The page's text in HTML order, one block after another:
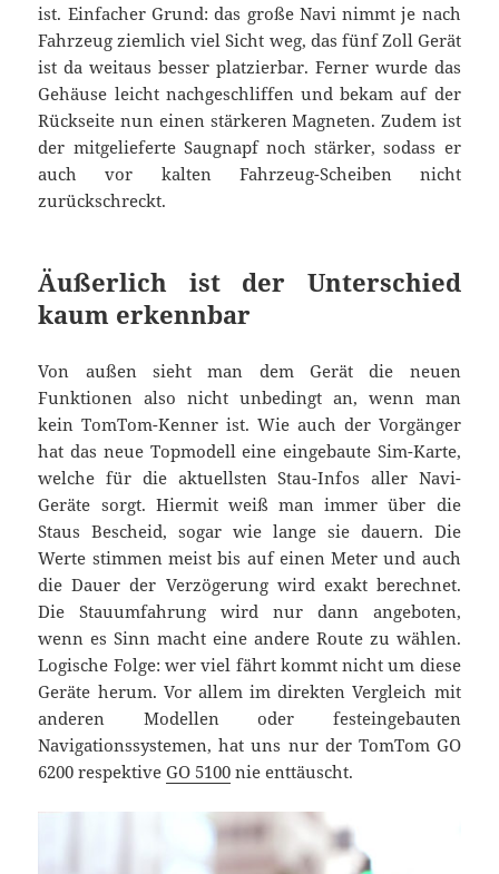
ist. Einfacher Grund: das große Navi nimmt je nach
Fahrzeug ziemlich viel Sicht weg, das fünf Zoll Gerät
ist da weitaus besser platzierbar. Ferner wurde das
Gehäuse leicht nachgeschliffen und bekam auf der
Rückseite nun einen stärkeren Magneten. Zudem ist
der mitgelieferte Saugnapf noch stärker, sodass er
auch vor kalten Fahrzeug-Scheiben nicht
zurückschreckt.
Äußerlich ist der Unterschied
kaum erkennbar
Von außen sieht man dem Gerät die neuen
Funktionen also nicht unbedingt an, wenn man
kein TomTom-Kenner ist. Wie auch der Vorgänger
hat das neue Topmodell eine eingebaute Sim-Karte,
welche für die aktuellsten Stau-Infos aller Navi-
Geräte sorgt. Hiermit weiß man immer über die
Staus Bescheid, sogar wie lange sie dauern. Die
Werte stimmen meist bis auf einen Meter und auch
die Dauer der Verzögerung wird exakt berechnet.
Die Stauumfahrung wird nur dann angeboten,
wenn es Sinn macht eine andere Route zu wählen.
Logische Folge: wer viel fährt kommt nicht um diese
Geräte herum. Vor allem im direkten Vergleich mit
anderen Modellen oder festeingebauten
Navigationssystemen, hat uns nur der TomTom GO
6200 respektiveGO 5100 nie enttäuscht.